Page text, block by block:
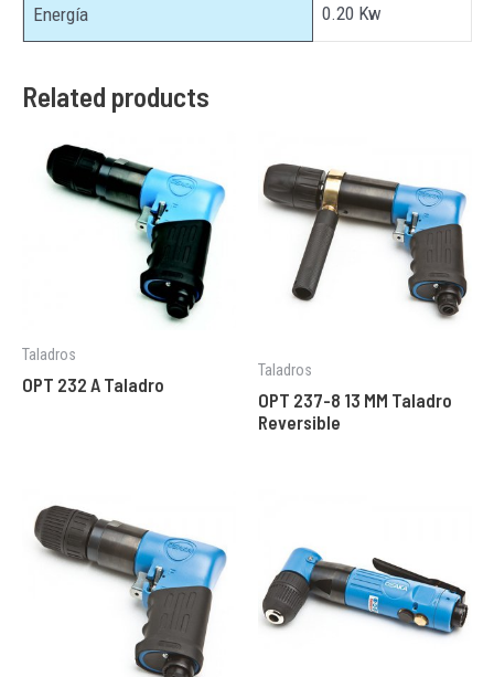
Energía 0.20 Kw
Related products
Taladros
OPT 232 A Taladro
Taladros
OPT 237-8 13 MM Taladro
Reversible